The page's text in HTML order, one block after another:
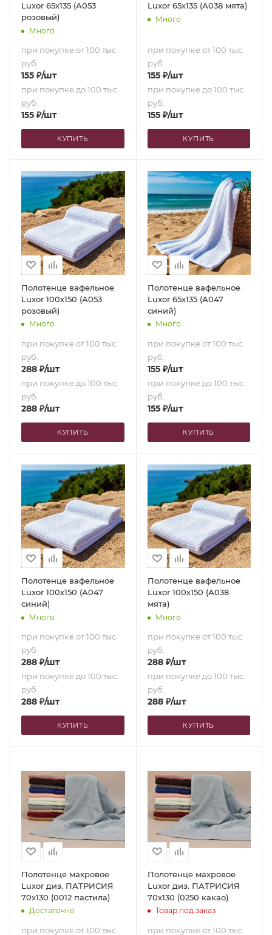
Luxor 65х135 (А053
розовый)
Много
при покупке от 100 тыс.
руб.
155 ₽/шт
при покупке до 100 тыс.
руб.
155 ₽/шт
КУПИТЬ
Luxor 65х135 (А038 мята)
Много
при покупке от 100 тыс.
руб.
155₽/шт
при покупке до 100 тыс.
руб.
155₽/шт
КУПИТЬ
Полотенце вафельное
Luxor 100х150 (А053
розовый)
Много
при покупке от 100 тыс.
руб.
288 ₽/шт
при покупке до 100 тыс.
руб.
288 ₽/шт
КУПИТЬ
Полотенце вафельное
Luxor 65х135 (А047
синий)
Много
при покупке от 100 тыс.
руб.
155₽/шт
при покупке до 100 тыс.
руб.
155₽/шт
КУПИТЬ
Полотенце вафельное
Luxor 100х150 (А047
синий)
Много
при покупке от 100 тыс.
руб.
288 ₽/шт
при покупке до 100 тыс.
руб.
288 ₽/шт
КУПИТЬ
Полотенце вафельное
Luxor 100х150 (А038
мята)
Много
при покупке от 100 тыс.
руб.
288₽/шт
при покупке до 100 тыс.
руб.
288₽/шт
КУПИТЬ
Полотенце махровое
Luxor диз. ПАТРИСИЯ
70х130 (0012 пастила)
Достаточно
при покупке от 100 тыс.
Полотенце махровое
Luxor диз. ПАТРИСИЯ
70х130 (0250 какао)
Товар под заказ
при покупке от 100 тыс.